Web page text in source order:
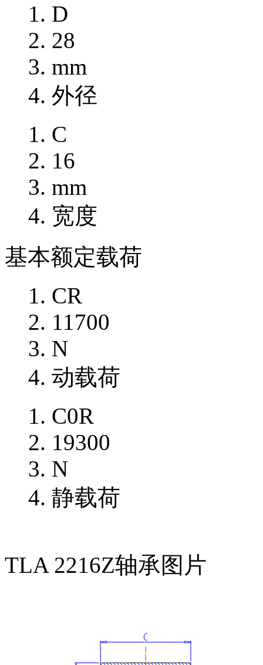
D
28
mm
外径
C
16
mm
宽度
基本额定载荷
CR
11700
N
动载荷
C0R
19300
N
静载荷
TLA 2216Z轴承图片